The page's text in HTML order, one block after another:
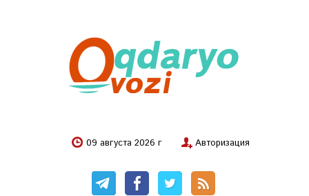
09 августа 2026 г Авторизация